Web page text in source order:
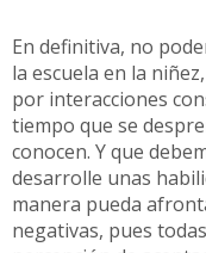
En definitiva, no
la escuela en la
por interacciones
tiempo que se
conocen. Y que
desarrolle unas
manera pueda
negativas, pues